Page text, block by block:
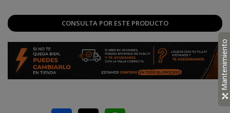
CONSULTA POR ESTE PRODUCTO
Mantenimiento